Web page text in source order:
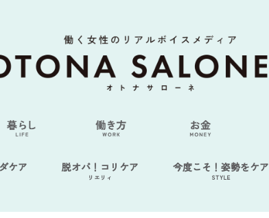
ケア 脱オバ！コリケア
リエリィ
今度こそ！姿勢をケア
STYLE